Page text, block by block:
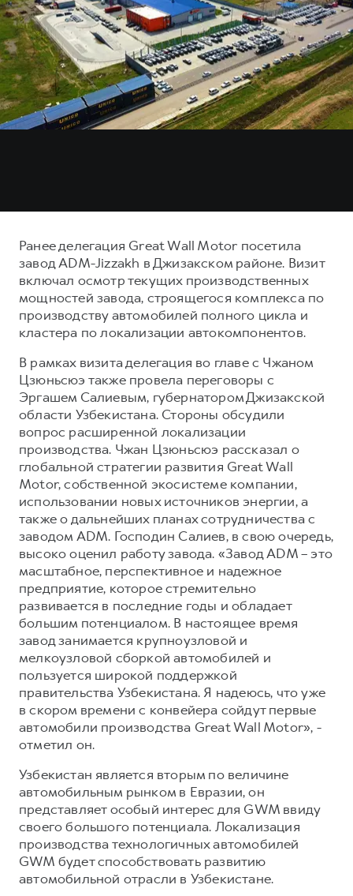
Ранее делегация Great Wall Motor посетила
завод ADM-Jizzakh в Джизакском районе. Визит
включал осмотр текущих производственных
мощностей завода, строящегося комплекса по
производству автомобилей полного цикла и
кластера по локализации автокомпонентов.
В рамках визита делегация во главе с Чжаном
Цзюньсюэ также провела переговоры с
Эргашем Салиевым, губернатором Джизакской
области Узбекистана. Стороны обсудили
вопрос расширенной локализации
производства. Чжан Цзюньсюэ рассказал о
глобальной стратегии развития Great Wall
Motor, собственной экосистеме компании,
использовании новых источников энергии, а
также о дальнейших планах сотрудничества с
заводом ADM. Господин Салиев, в свою очередь,
высоко оценил работу завода. «Завод ADM – это
масштабное, перспективное и надежное
предприятие, которое стремительно
развивается в последние годы и обладает
большим потенциалом. В настоящее время
завод занимается крупноузловой и
мелкоузловой сборкой автомобилей и
пользуется широкой поддержкой
правительства Узбекистана. Я надеюсь, что уже
в скором времени с конвейера сойдут первые
автомобили производства Great Wall Motor», -
отметил он.
Узбекистан является вторым по величине
автомобильным рынком в Евразии, он
представляет особый интерес для GWM ввиду
своего большого потенциала. Локализация
производства технологичных автомобилей
GWM будет способствовать развитию
автомобильной отрасли в Узбекистане.